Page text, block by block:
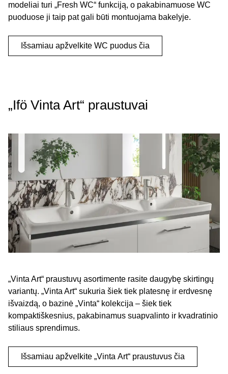
modeliai turi „Fresh WC“ funkciją, o pakabinamuose WC
puoduose ji taip pat gali būti montuojama bakelyje.
Išsamiau apžvelkite WC puodus čia
„Ifö Vinta Art“ praustuvai
„Vinta Art“ praustuvų asortimente rasite daugybę skirtingų
variantų. „Vinta Art“ sukuria šiek tiek platesnę ir erdvesnę
išvaizdą, o bazinė „Vinta“ kolekcija – šiek tiek
kompaktiškesnius, pakabinamus suapvalinto ir kvadratinio
stiliaus sprendimus.
Išsamiau apžvelkite „Vinta Art“ praustuvus čia